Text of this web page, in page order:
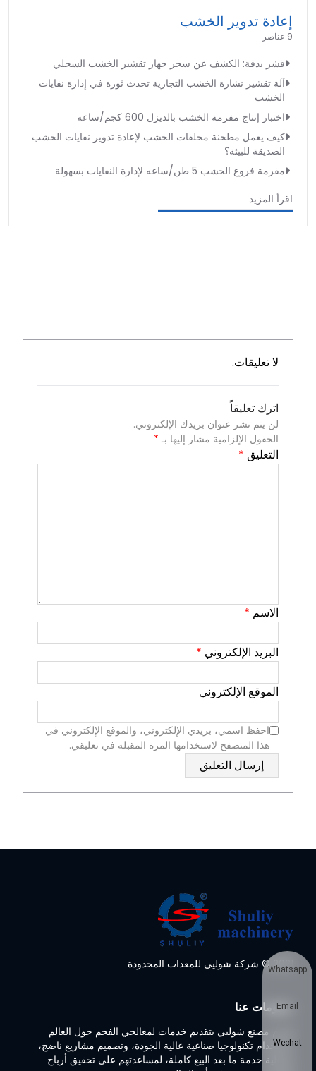
إعادة تدوير الخشب
9 عناصر
قشر بدقة: الكشف عن سحر جهاز تقشير الخشب السجلي
آلة تقشير نشارة الخشب التجارية تحدث ثورة في إدارة نفايات
الخشب
اختبار إنتاج مفرمة الخشب بالديزل 600 كجم/ساعه
كيف يعمل مطحنة مخلفات الخشب لإعادة تدوير نفايات الخشب
الصديقة للبيئة؟
مفرمة فروع الخشب 5 طن/ساعه لإدارة النفايات بسهولة
اقرأ المزيد
لا تعليقات.
اترك تعليقاً
لن يتم نشر عنوان بريدك الإلكتروني.
الحقول الإلزامية مشار إليها بـ *
التعليق *
الاسم *
البريد الإلكتروني *
الموقع الإلكتروني
احفظ اسمي، بريدي الإلكتروني، والموقع الإلكتروني في
هذا المتصفح لاستخدامها المرة المقبلة في تعليقي.
2021 © شركة شوليي للمعدات المحدودة
معلومات عنا
تلتزم مصنع شوليي بتقديم خدمات لمعالجي الفحم حول العالم
باستخدام تكنولوجيا صناعية عالية الجودة، وتصميم مشاريع ناضج،
وعملية خدمة ما بعد البيع كاملة، لمساعدتهم على تحقيق أرباح
Whatsapp
Email
Wechat